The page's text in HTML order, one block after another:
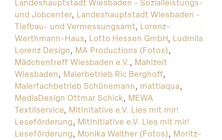
Landeshauptstadt Wiesbaden - Sozialleistungs-
und Jobcenter, Landeshauptstadt Wiesbaden -
Tiefbau- und Vermessungsamt, Lorenz-
Werthmann-Haus, Lotto Hessen GmbH, Ludmila
Lorenz Design, MA Productions (Fotos),
Mädchentreff Wiesbaden e.V., Mahlzeit
Wiesbaden, Malerbetrieb Ric Berghoff,
Malerfachbetrieb Schünemann, mattiaqua,
MediaDesign Ottmar Schick, MEWA
Textilservice, MitInitative e.V. Lies mit mir!
Leseförderung, MitInitiative e.V. Lies mit mir!
Leseförderung, Monika Walther (Fotos), Moritz-